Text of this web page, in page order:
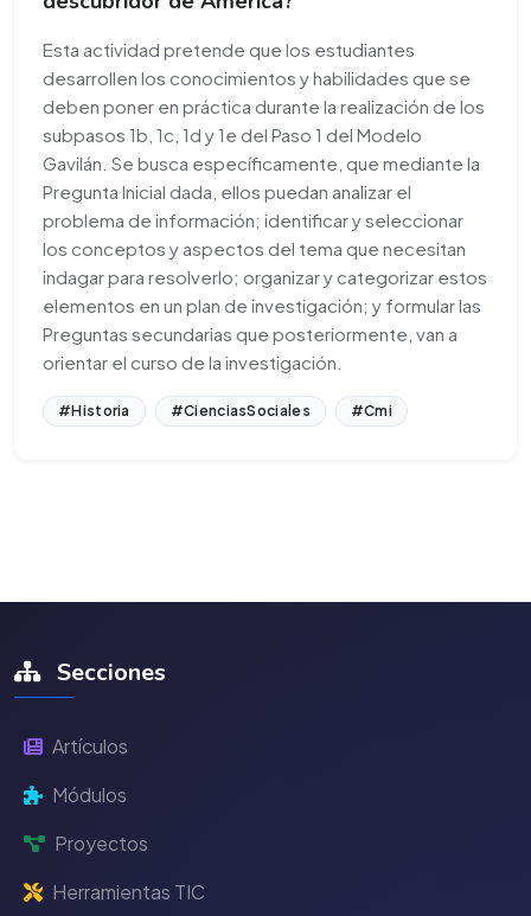
Esta actividad pretende que los estudiantes
desarrollen los conocimientos y habilidades que se
deben poner en práctica durante la realización de los
subpasos 1b, 1c, 1d y 1e del Paso 1 del Modelo
Gavilán. Se busca específicamente, que mediante la
Pregunta Inicial dada, ellos puedan analizar el
problema de información; identificar y seleccionar
los conceptos y aspectos del tema que necesitan
indagar para resolverlo; organizar y categorizar estos
elementos en un plan de investigación; y formular las
Preguntas secundarias que posteriormente, van a
orientar el curso de la investigación.
#Historia #CienciasSociales #Cmi
Secciones
Artículos
Módulos
Proyectos
Herramientas TIC